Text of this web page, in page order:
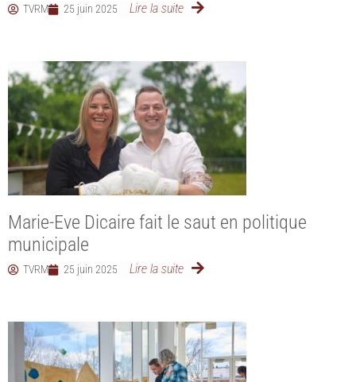
TVRM 25 juin 2025 Lire la suite
Marie-Eve Dicaire fait le saut en politique
municipale
TVRM 25 juin 2025 Lire la suite